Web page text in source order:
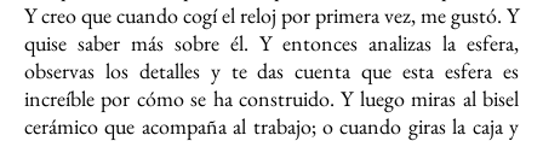
Y creo que cuando cogí el reloj por primera vez, me gustó. Y
quise saber más sobre él. Y entonces analizas la esfera,
observas los detalles y te das cuenta que esta esfera es
increíble por cómo se ha construido. Y luego miras al bisel
cerámico que acompaña al trabajo; o cuando giras la caja y